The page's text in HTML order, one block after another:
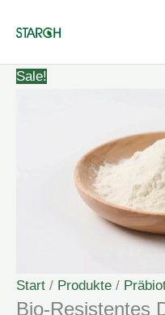
Inhalt
Sale!
Start / Produkte /
Bio-Resistentes